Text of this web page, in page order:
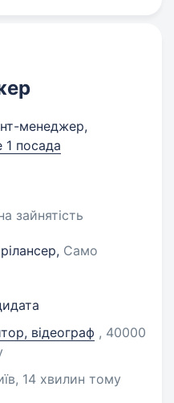
менеджер,
1 посада
зайнятість
Само
відеограф , 40000
, 14 хвилин тому